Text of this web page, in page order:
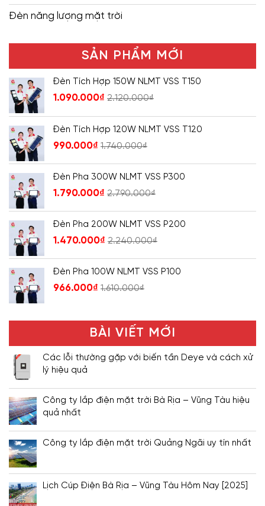
Đèn năng lượng mặt trời
SẢN PHẨM MỚI
Đèn Tích Hợp 150W NLMT VSS T150
1.090.000₫ 2.120.000₫
Đèn Tích Hợp 120W NLMT VSS T120
990.000₫ 1.740.000₫
Đèn Pha 300W NLMT VSS P300
1.790.000₫ 2.790.000₫
Đèn Pha 200W NLMT VSS P200
1.470.000₫ 2.240.000₫
Đèn Pha 100W NLMT VSS P100
966.000₫ 1.610.000₫
BÀI VIẾT MỚI
Các lỗi thường gặp với biến tần Deye và cách xử
lý hiệu quả
Công ty lắp điện mặt trời Bà Rịa – Vũng Tàu hiệu
quả nhất
Công ty lắp điện mặt trời Quảng Ngãi uy tín nhất
Lịch Cúp Điện Bà Rịa – Vũng Tàu Hôm Nay [2025]